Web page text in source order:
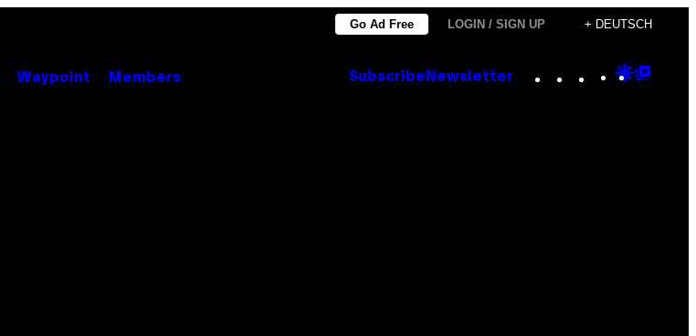
Go Ad Free LOGIN / SIGN UP + DEUTSCH
Waypoint Members Subscribe Newsletter Instagram
TikTok
YouTube
Google